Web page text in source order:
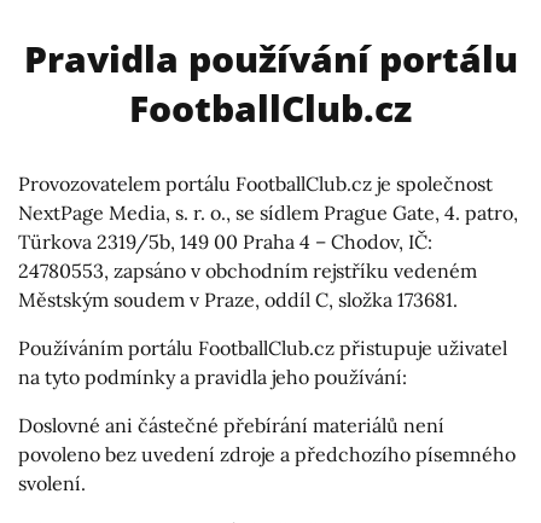
Pravidla používání portálu
FootballClub.cz
Provozovatelem portálu FootballClub.cz je společnost
NextPage Media, s. r. o., se sídlem Prague Gate, 4. patro,
Türkova 2319/5b, 149 00 Praha 4 – Chodov, IČ:
24780553, zapsáno v obchodním rejstříku vedeném
Městským soudem v Praze, oddíl C, složka 173681.
Používáním portálu FootballClub.cz přistupuje uživatel
na tyto podmínky a pravidla jeho používání:
Doslovné ani částečné přebírání materiálů není
povoleno bez uvedení zdroje a předchozího písemného
svolení.